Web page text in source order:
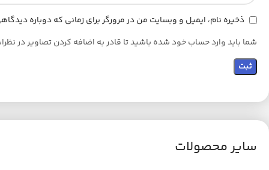
ذخیره نام، ایمیل و وبسایت من در مرورگر برای زمانی که دوباره
شما باید وارد حساب خود شده باشید تا قادر به اضافه کردن تصاویر در
سایر محصولات